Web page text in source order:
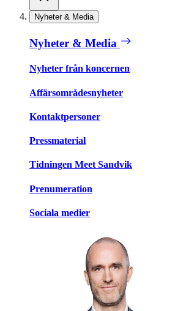
Nyheter & Media
Nyheter & Media
Nyheter från koncernen
Affärsområdesnyheter
Kontaktpersoner
Pressmaterial
Tidningen Meet Sandvik
Prenumeration
Sociala medier